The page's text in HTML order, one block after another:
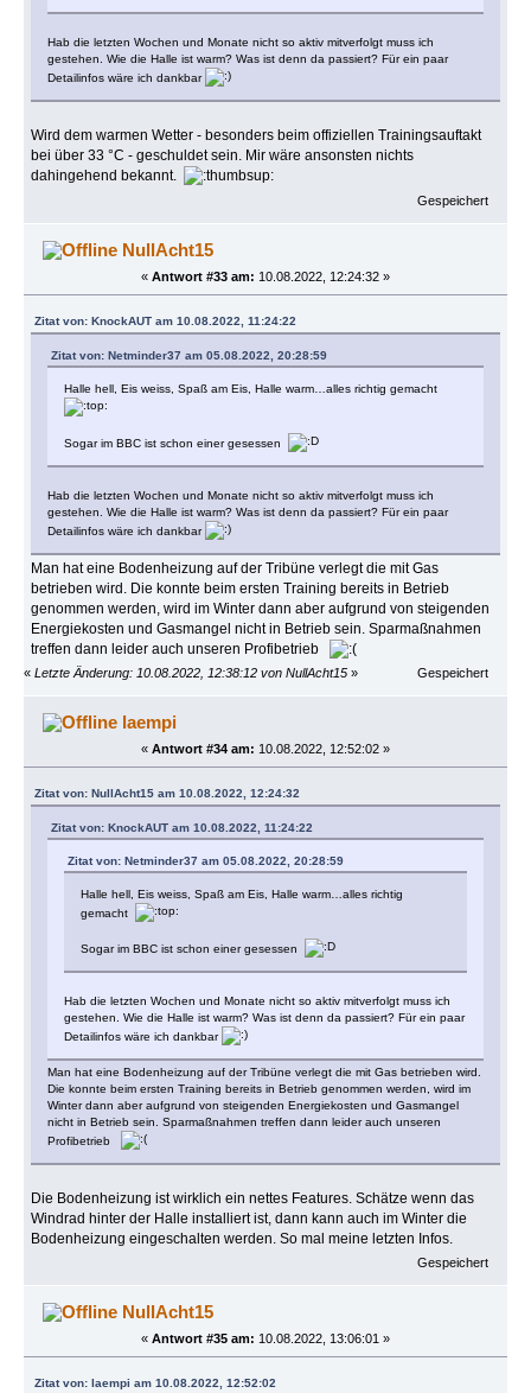
Hab die letzten Wochen und Monate nicht so aktiv mitverfolgt muss ich
gestehen. Wie die Halle ist warm? Was ist denn da passiert? Für ein paar
Detailinfos wäre ich dankbar
Wird dem warmen Wetter - besonders beim offiziellen Trainingsauftakt
bei über 33 °C - geschuldet sein. Mir wäre ansonsten nichts
dahingehend bekannt.
Gespeichert
NullAcht15
« Antwort #33 am: 10.08.2022, 12:24:32 »
Zitat von: KnockAUT am 10.08.2022, 11:24:22
Zitat von: Netminder37 am 05.08.2022, 20:28:59
Halle hell, Eis weiss, Spaß am Eis, Halle warm…alles richtig gemacht
Sogar im BBC ist schon einer gesessen
Hab die letzten Wochen und Monate nicht so aktiv mitverfolgt muss ich
gestehen. Wie die Halle ist warm? Was ist denn da passiert? Für ein paar
Detailinfos wäre ich dankbar
Man hat eine Bodenheizung auf der Tribüne verlegt die mit Gas
betrieben wird. Die konnte beim ersten Training bereits in Betrieb
genommen werden, wird im Winter dann aber aufgrund von steigenden
Energiekosten und Gasmangel nicht in Betrieb sein. Sparmaßnahmen
treffen dann leider auch unseren Profibetrieb
« Letzte Änderung: 10.08.2022, 12:38:12 von NullAcht15 » Gespeichert
laempi
« Antwort #34 am: 10.08.2022, 12:52:02 »
Zitat von: NullAcht15 am 10.08.2022, 12:24:32
Zitat von: KnockAUT am 10.08.2022, 11:24:22
Zitat von: Netminder37 am 05.08.2022, 20:28:59
Halle hell, Eis weiss, Spaß am Eis, Halle warm…alles richtig
gemacht
Sogar im BBC ist schon einer gesessen
Hab die letzten Wochen und Monate nicht so aktiv mitverfolgt muss ich
gestehen. Wie die Halle ist warm? Was ist denn da passiert? Für ein paar
Detailinfos wäre ich dankbar
Man hat eine Bodenheizung auf der Tribüne verlegt die mit Gas betrieben wird.
Die konnte beim ersten Training bereits in Betrieb genommen werden, wird im
Winter dann aber aufgrund von steigenden Energiekosten und Gasmangel
nicht in Betrieb sein. Sparmaßnahmen treffen dann leider auch unseren
Profibetrieb
Die Bodenheizung ist wirklich ein nettes Features. Schätze wenn das
Windrad hinter der Halle installiert ist, dann kann auch im Winter die
Bodenheizung eingeschalten werden. So mal meine letzten Infos.
Gespeichert
NullAcht15
« Antwort #35 am: 10.08.2022, 13:06:01 »
Zitat von: laempi am 10.08.2022, 12:52:02